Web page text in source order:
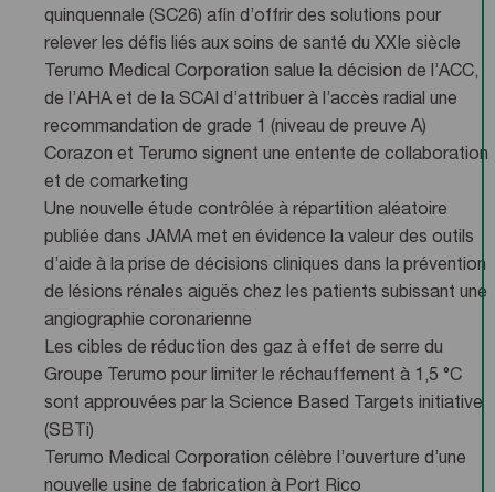
quinquennale (SC26) afin d’offrir des solutions pour
relever les défis liés aux soins de santé du XXIe siècle
Terumo Medical Corporation salue la décision de l’ACC,
de l’AHA et de la SCAI d’attribuer à l’accès radial une
recommandation de grade 1 (niveau de preuve A)
Corazon et Terumo signent une entente de collaboration
et de comarketing
Une nouvelle étude contrôlée à répartition aléatoire
publiée dans JAMA met en évidence la valeur des outils
d’aide à la prise de décisions cliniques dans la prévention
de lésions rénales aiguës chez les patients subissant une
angiographie coronarienne
Les cibles de réduction des gaz à effet de serre du
Groupe Terumo pour limiter le réchauffement à 1,5 °C
sont approuvées par la Science Based Targets initiative
(SBTi)
Terumo Medical Corporation célèbre l’ouverture d’une
nouvelle usine de fabrication à Port Rico